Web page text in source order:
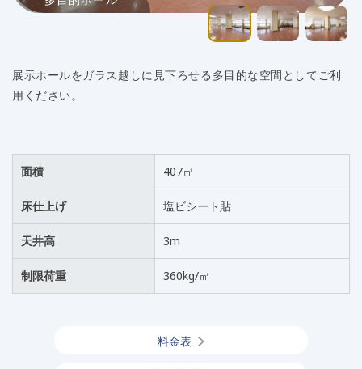
展示ホールをガラス越しに見下ろせる多目的な空間としてご利
用ください。
面積 407㎡
床仕上げ 塩ビシート貼
天井高 3m
制限荷重 360kg/㎡
料金表